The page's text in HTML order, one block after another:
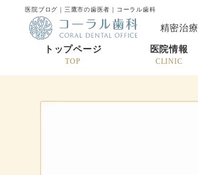
医院ブログ｜三鷹市の歯医者｜コーラル歯科
精密治療
トップページ
TOP
医院情報
CLINIC